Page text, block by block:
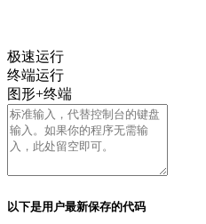
极速运行
终端运行
图形+终端
以下是用户最新保存的代码